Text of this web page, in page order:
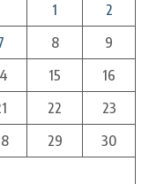
1
2
8
9
15
16
22
23
29
30